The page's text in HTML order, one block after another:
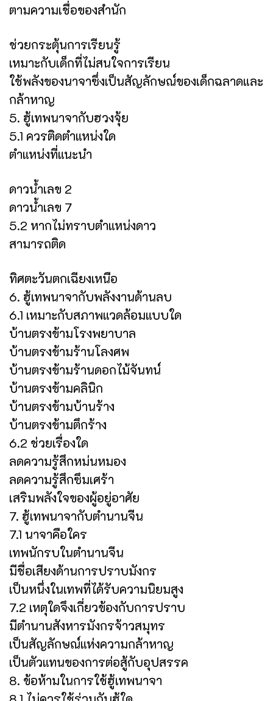
ตามความเชื่อของสำนัก
ช่วยกระตุ้นการเรียนรู้
เหมาะกับเด็กที่ไม่สนใจการเรียน
ใช้พลังของนาจาซึ่งเป็นสัญลักษณ์ของเด็กฉลาดและ
กล้าหาญ
5. ฮู้เทพนาจากับฮวงจุ้ย
5.1 ควรติดตำแหน่งใด
ตำแหน่งที่แนะนำ
ดาวน้ำเลข 2
ดาวน้ำเลข 7
5.2 หากไม่ทราบตำแหน่งดาว
สามารถติด
ทิศตะวันตกเฉียงเหนือ
6. ฮู้เทพนาจากับพลังงานด้านลบ
6.1 เหมาะกับสภาพแวดล้อมแบบใด
บ้านตรงข้ามโรงพยาบาล
บ้านตรงข้ามร้านโลงศพ
บ้านตรงข้ามร้านดอกไม้จันทน์
บ้านตรงข้ามคลินิก
บ้านตรงข้ามบ้านร้าง
บ้านตรงข้ามตึกร้าง
6.2 ช่วยเรื่องใด
ลดความรู้สึกหม่นหมอง
ลดความรู้สึกซึมเศร้า
เสริมพลังใจของผู้อยู่อาศัย
7. ฮู้เทพนาจากับตำนานจีน
7.1 นาจาคือใคร
เทพนักรบในตำนานจีน
มีชื่อเสียงด้านการปราบมังกร
เป็นหนึ่งในเทพที่ได้รับความนิยมสูง
7.2 เหตุใดจึงเกี่ยวข้องกับการปราบ
มีตำนานสังหารมังกรจ้าวสมุทร
เป็นสัญลักษณ์แห่งความกล้าหาญ
เป็นตัวแทนของการต่อสู้กับอุปสรรค
8. ข้อห้ามในการใช้ฮู้เทพนาจา